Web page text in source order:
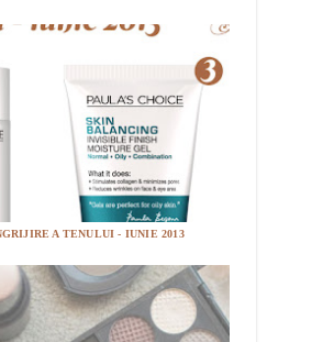
A TENULUI - IUNIE 2013